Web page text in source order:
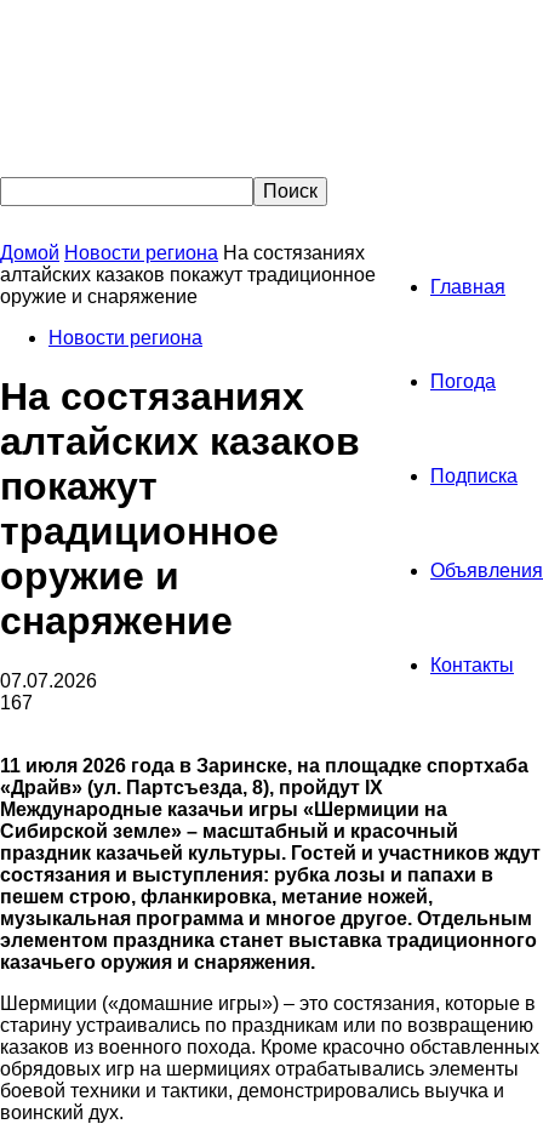
Главная
Погода
Подписка
Объявления
Контакты
Домой Новости региона На состязаниях
алтайских казаков покажут традиционное
оружие и снаряжение
Новости региона
На состязаниях
алтайских казаков
покажут
традиционное
оружие и
снаряжение
07.07.2026
167
11 июля 2026 года в Заринске, на площадке спортхаба
«Драйв» (ул. Партсъезда, 8), пройдут IX
Международные казачьи игры «Шермиции на
Сибирской земле» – масштабный и красочный
праздник казачьей культуры. Гостей и участников ждут
состязания и выступления: рубка лозы и папахи в
пешем строю, фланкировка, метание ножей,
музыкальная программа и многое другое. Отдельным
элементом праздника станет выставка традиционного
казачьего оружия и снаряжения.
Шермиции («домашние игры») – это состязания, которые в
старину устраивались по праздникам или по возвращению
казаков из военного похода. Кроме красочно обставленных
обрядовых игр на шермициях отрабатывались элементы
боевой техники и тактики, демонстрировались выучка и
воинский дух.